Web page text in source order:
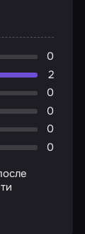
0
2
0
0
0
0